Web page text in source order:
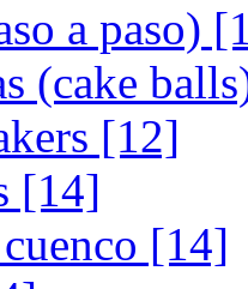
a paso)
(cake
[12]
[14]
[14]